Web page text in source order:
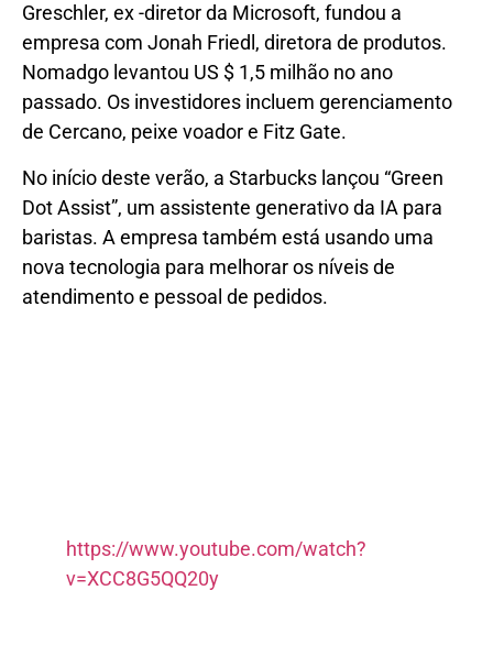
Greschler, ex -diretor da Microsoft, fundou a
empresa com Jonah Friedl, diretora de produtos.
Nomadgo levantou US $ 1,5 milhão no ano
passado. Os investidores incluem gerenciamento
de Cercano, peixe voador e Fitz Gate.
No início deste verão, a Starbucks lançou “Green
Dot Assist”, um assistente generativo da IA ​​para
baristas. A empresa também está usando uma
nova tecnologia para melhorar os níveis de
atendimento e pessoal de pedidos.
https://www.youtube.com/watch?
v=XCC8G5QQ20y